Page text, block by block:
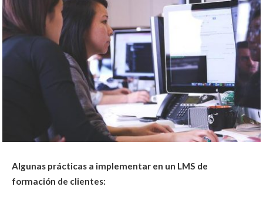
Algunas prácticas a implementar en un LMS de
formación de clientes: